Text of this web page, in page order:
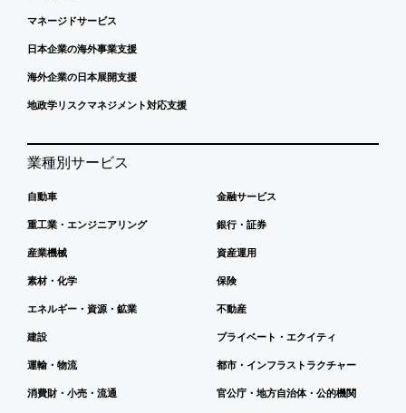
マネージドサービス
日本企業の海外事業支援
海外企業の日本展開支援
地政学リスクマネジメント対応支援
業種別サービス
自動車
重工業・エンジニアリング
産業機械
素材・化学
エネルギー・資源・鉱業
建設
運輸・物流
消費財・小売・流通
金融サービス
銀行・証券
資産運用
保険
不動産
プライベート・エクイティ
都市・インフラストラクチャー
官公庁・地方自治体・公的機関